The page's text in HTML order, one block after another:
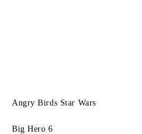
Angry Birds Star Wars
Big Hero 6